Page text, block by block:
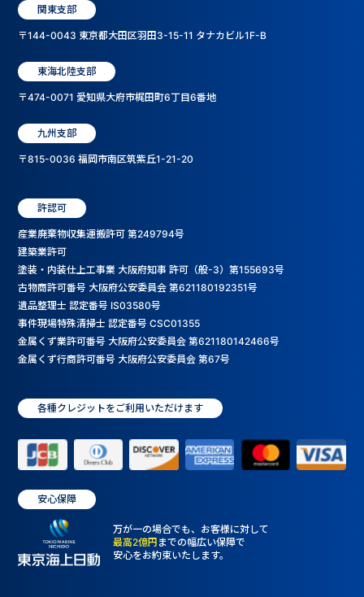
関東支部
〒144-0043 東京都大田区羽田3-15-11 タナカビル1F-B
東海北陸支部
〒474-0071 愛知県大府市梶田町6丁目6番地
九州支部
〒815-0036 福岡市南区筑紫丘1-21-20
許認可
産業廃棄物収集運搬許可 第249794号
建築業許可
塗装・内装仕上工事業 大阪府知事 許可（般-3）第155693号
古物商許可番号 大阪府公安委員会 第621180192351号
遺品整理士 認定番号 IS03580号
事件現場特殊清掃士 認定番号 CSC01355
金属くず業許可番号 大阪府公安委員会 第621180142466号
金属くず行商許可番号 大阪府公安委員会 第67号
各種クレジットをご利用いただけます
安心保障
万が一の場合でも、お客様に対して
最高2億円 までの幅広い保障で
安心をお約束いたします。